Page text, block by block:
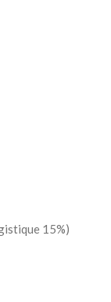
15%)